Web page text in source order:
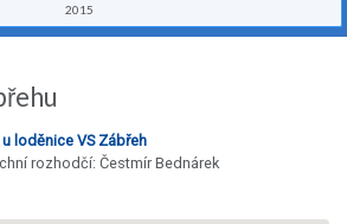
2015
u loděnice VS Zábřeh
rozhodčí: Čestmír Bednárek